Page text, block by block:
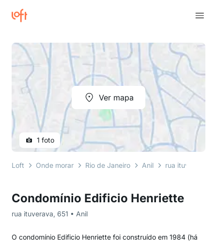
Condomínio Edificio Henriette
rua ituverava, 651 • Anil
O condomínio Edificio Henriette foi construído em 1984 (há
Ver mapa
1 foto
Loft Onde morar Rio de Janeiro Anil rua ituverava